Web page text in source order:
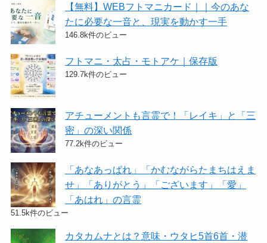
【無料】WEBフトマニカード｜｜今のあな
たに必要な一音と、現実を動かす一手
146.8k件のビュー
フトマニ・太占・モトアケ｜保存版
129.7k件のビュー
アチューメントも言霊で！「レイキ」と「三
密」の深い関係
77.2k件のビュー
「あなあっぱれ」「かむながらたまちはえま
せ」「ありがとう」「ございます」「愛」
「あはれ」の言霊
51.5k件のビュー
カタカムナとは？意味・ウタヒ5首6首・潜